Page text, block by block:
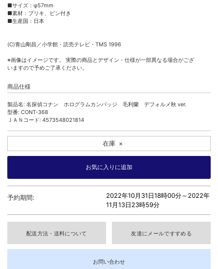
■サイズ：φ57mm
■素材：ブリキ、ピン付き
■生産国：日本
(C)青山剛昌／小学館・読売テレビ・TMS 1996
※画像はイメージです。 実際の商品とデザイン・仕様が一部異なる場合がござ
いますので予めご了承ください。
商品仕様
製品名: 名探偵コナン ホログラムカンバッジ 毛利蘭 デフォルメ秋 ver.
型番: CONT-368
ＪＡＮコード: 4573548021814
在庫 ×
予約期間: 2022年10月31日18時00分～2022年
11月13日23時59分
配送方法・送料について 友達にメールですすめる
お問い合わせ